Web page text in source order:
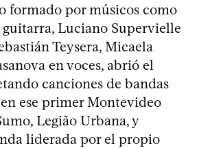
formado por músicos como
guitarra, Luciano Supervielle
Teysera, Micaela
en voces, abrió el
canciones de bandas
ese primer Montevideo
Legião Urbana, y
liderada por el propio